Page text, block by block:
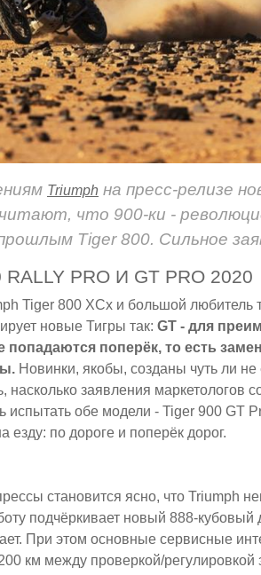
Triumph на пресс-релизе
что 900-ки -
Tiger 800. Сильное
PRO И GT PRO 2020
Tiger 800 XCx и большой любитель
новые Тигры так: GT - для
попадаются поперёк, то есть
Новинки, якобы, созданы чуть ли
насколько заявления маркетологов
испытать обе модели - Tiger 900 GT
езду: по дороге и поперёк дорог.
становится ясно, что Triumph
подчёркивает новый 888-кубовый
При этом основные сервисные
км между проверкой/регулировкой